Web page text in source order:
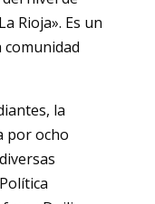
Rioja». Es un
la
por ocho